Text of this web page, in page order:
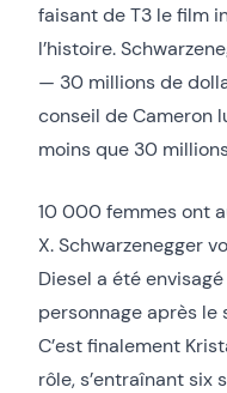
faisant de T3 le film
l’histoire.
— 30 millions de
conseil de Cameron
moins que 30
10 000 femmes ont
X. Schwarzenegger
Diesel a été
personnage après le
C’est finalement
rôle, s’entraînant six